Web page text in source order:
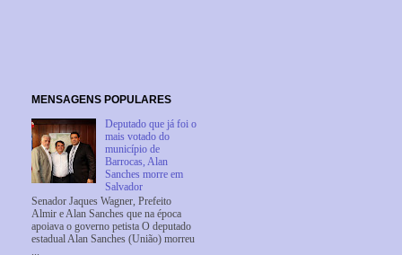
MENSAGENS POPULARES
Deputado que já foi o
mais votado do
município de
Barrocas, Alan
Sanches morre em
Salvador
Senador Jaques Wagner, Prefeito
Almir e Alan Sanches que na época
apoiava o governo petista O deputado
estadual Alan Sanches (União) morreu
...